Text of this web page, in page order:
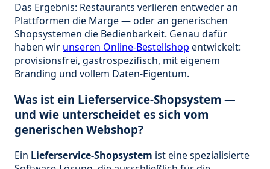
Das Ergebnis: Restaurants verlieren entweder an
Plattformen die Marge — oder an generischen
Shopsystemen die Bedienbarkeit. Genau dafür
haben wir unseren Online-Bestellshop entwickelt:
provisionsfrei, gastrospezifisch, mit eigenem
Branding und vollem Daten-Eigentum.
Was ist ein Lieferservice-Shopsystem —
und wie unterscheidet es sich vom
generischen Webshop?
Ein Lieferservice-Shopsystem ist eine spezialisierte